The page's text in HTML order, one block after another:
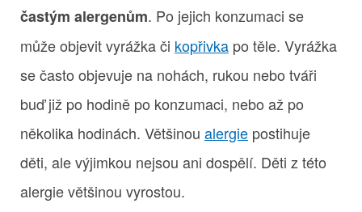
častým alergenům. Po jejich konzumaci se
může objevit vyrážka či kopřivka po těle. Vyrážka
se často objevuje na nohách, rukou nebo tváři
buď již po hodině po konzumaci, nebo až po
několika hodinách. Většinou alergie postihuje
děti, ale výjimkou nejsou ani dospělí. Děti z této
alergie většinou vyrostou.